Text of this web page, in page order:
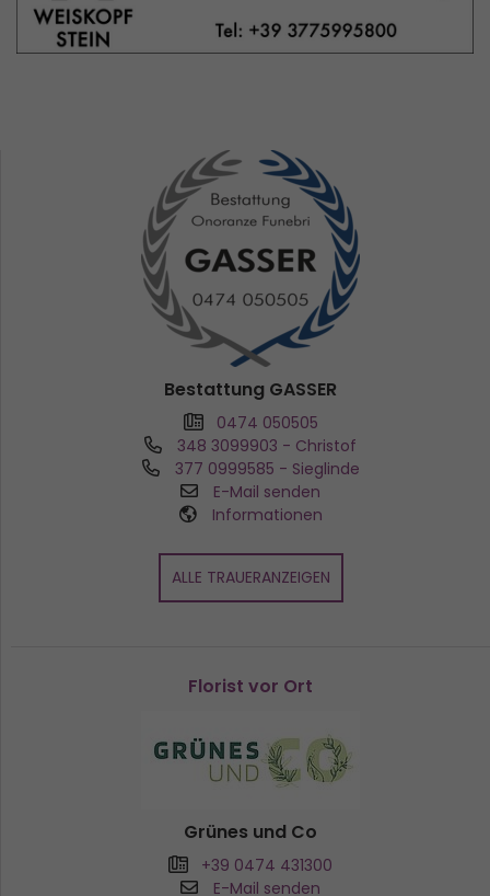
Bestattung GASSER
0474 050505
348 3099903 - Christof
377 0999585 - Sieglinde
E-Mail senden
Informationen
ALLE TRAUERANZEIGEN
Florist vor Ort
Grünes und Co
+39 0474 431300
E-Mail senden